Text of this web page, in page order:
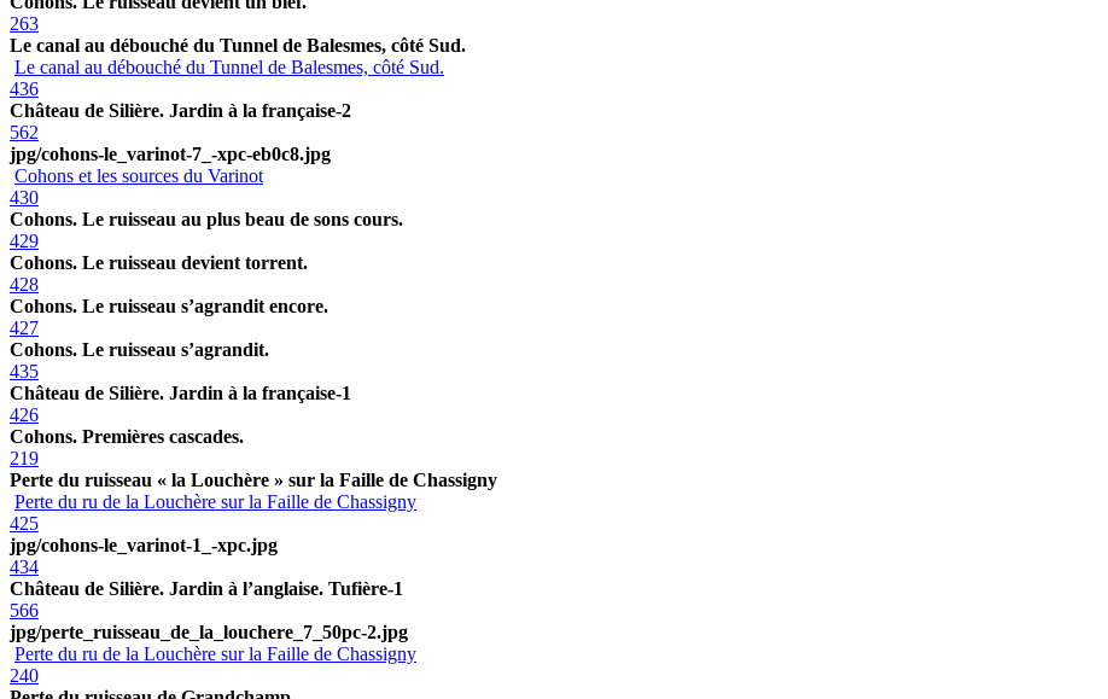
263
Le canal au débouché du Tunnel de Balesmes, côté Sud.
Le canal au débouché du Tunnel de Balesmes, côté Sud.
436
Château de Silière. Jardin à la française-2
562
jpg/cohons-le_varinot-7_-xpc-eb0c8.jpg
Cohons et les sources du Varinot
430
Cohons. Le ruisseau au plus beau de sons cours.
429
Cohons. Le ruisseau devient torrent.
428
Cohons. Le ruisseau s’agrandit encore.
427
Cohons. Le ruisseau s’agrandit.
435
Château de Silière. Jardin à la française-1
426
Cohons. Premières cascades.
219
Perte du ruisseau « la Louchère » sur la Faille de Chassigny
Perte du ru de la Louchère sur la Faille de Chassigny
425
jpg/cohons-le_varinot-1_-xpc.jpg
434
Château de Silière. Jardin à l’anglaise. Tufière-1
566
jpg/perte_ruisseau_de_la_louchere_7_50pc-2.jpg
Perte du ru de la Louchère sur la Faille de Chassigny
240